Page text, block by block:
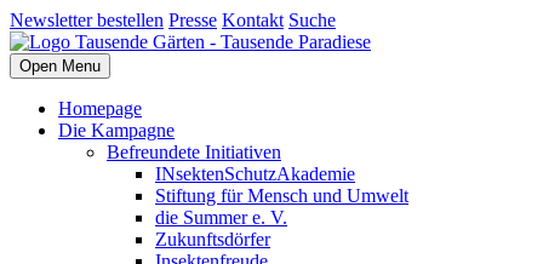
Newsletter bestellen Presse Kontakt Suche
Open Menu
Homepage
Die Kampagne
Befreundete Initiativen
INsektenSchutzAkademie
Stiftung für Mensch und Umwelt
die Summer e. V.
Zukunftsdörfer